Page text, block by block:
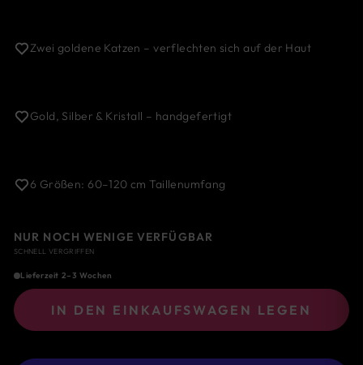
Zwei goldene Katzen – verflechten sich auf der Haut
Gold, Silber & Kristall – handgefertigt
6 Größen: 60–120 cm Taillenumfang
NUR NOCH WENIGE VERFÜGBAR
SCHNELL VERGRIFFEN
Lieferzeit 2–3 Wochen
IN DEN EINKAUFSWAGEN LEGEN